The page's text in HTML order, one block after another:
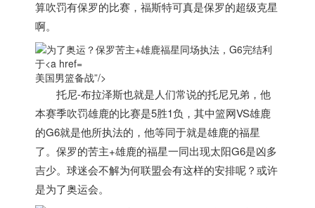
算吹罚有保罗的比赛，福斯特可真是保罗的超级克星
啊。
美国男篮备战”/>
托尼-布拉泽斯也就是人们常说的托尼兄弟，他
本赛季吹罚雄鹿的比赛是5胜1负，其中篮网VS雄鹿
的G6就是他所执法的，他等同于就是雄鹿的福星
了。保罗的苦主+雄鹿的福星一同出现太阳G6是凶多
吉少。球迷会不解为何联盟会有这样的安排呢？或许
是为了奥运会。